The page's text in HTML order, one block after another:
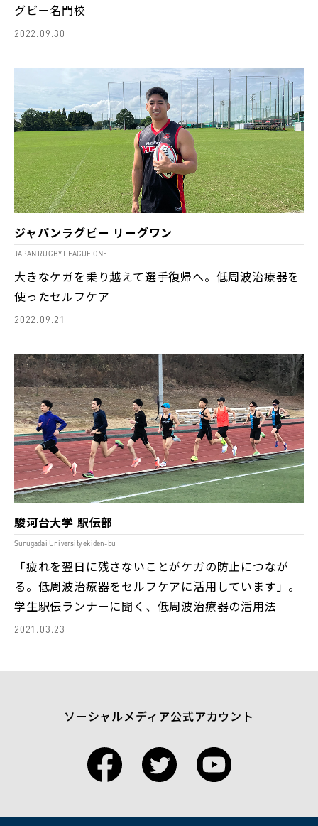
グビー名門校
2022.09.30
ジャパンラグビー リーグワン
JAPAN RUGBY LEAGUE ONE
大きなケガを乗り越えて選手復帰へ。低周波治療器を
使ったセルフケア
2022.09.21
駿河台大学 駅伝部
Surugadai University ekiden-bu
「疲れを翌日に残さないことがケガの防止につなが
る。低周波治療器をセルフケアに活用しています」。
学生駅伝ランナーに聞く、低周波治療器の活用法
2021.03.23
ソーシャルメディア公式アカウント